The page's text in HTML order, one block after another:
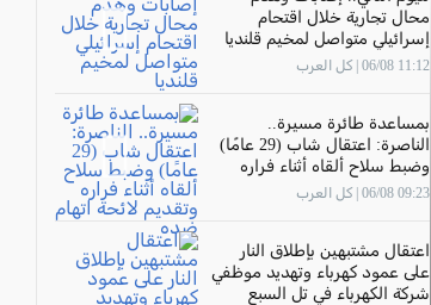
محال تجارية خلال اقتحام
إسرائيلي متواصل لمخيم قلنديا
11:12 06/08 | كل العرب
بمساعدة طائرة مسيرة..
الناصرة: اعتقال شاب (29 عامًا)
وضبط سلاح ألقاه أثناء فراره
وتقديم لائحة اتهام ضده
09:23 06/08 | كل العرب
اعتقال مشتبهين بإطلاق النار
على عمود كهرباء وتهديد موظفي
شركة الكهرباء في تل السبع